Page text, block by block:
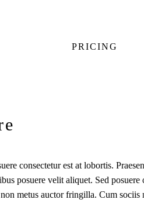
PRICING
consectetur est at lobortis.
posuere velit aliquet. Sed
metus auctor fringilla. Cum